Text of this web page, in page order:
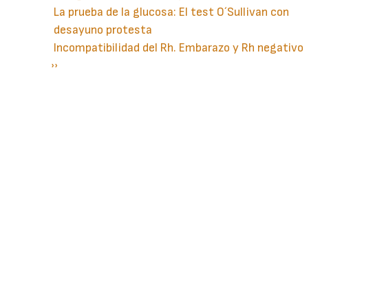
La prueba de la glucosa: El test O´Sullivan con
desayuno protesta
Incompatibilidad del Rh. Embarazo y Rh negativo
Paginación
Siguiente
››